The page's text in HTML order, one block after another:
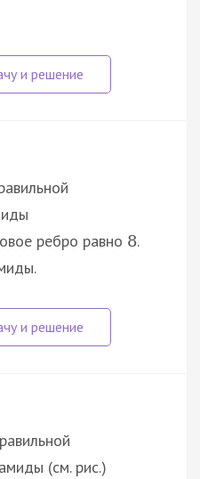
ребро равно 8.
(см. рис.)